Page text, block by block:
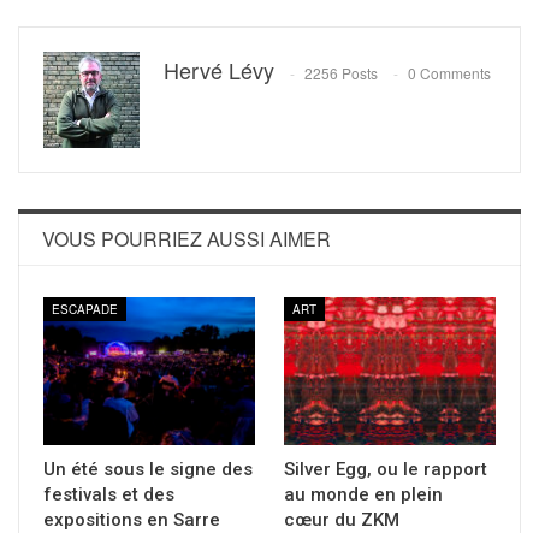
Hervé Lévy 2256 Posts 0 Comments
VOUS POURRIEZ AUSSI AIMER
ESCAPADE
Un été sous le signe des
festivals et des
expositions en Sarre
ART
Silver Egg, ou le rapport
au monde en plein
cœur du ZKM